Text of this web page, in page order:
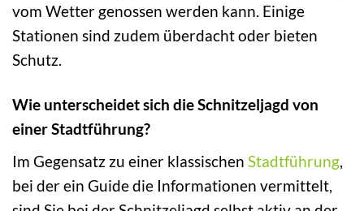
vom Wetter genossen werden kann. Einige
Stationen sind zudem überdacht oder bieten
Schutz.
Wie unterscheidet sich die Schnitzeljagd von
einer Stadtführung?
Im Gegensatz zu einer klassischen Stadtführung,
bei der ein Guide die Informationen vermittelt,